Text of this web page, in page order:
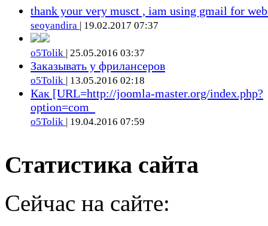
thank your very musct , iam using gmail for
seoyandira | 19.02.2017 07:37
o5Tolik | 25.05.2016 03:37
Заказывать у фрилансеров
o5Tolik | 13.05.2016 02:18
Как [URL=http://joomla-master.org/index.php?
option=com_
o5Tolik | 19.04.2016 07:59
Статистика сайта
Сейчас на сайте: